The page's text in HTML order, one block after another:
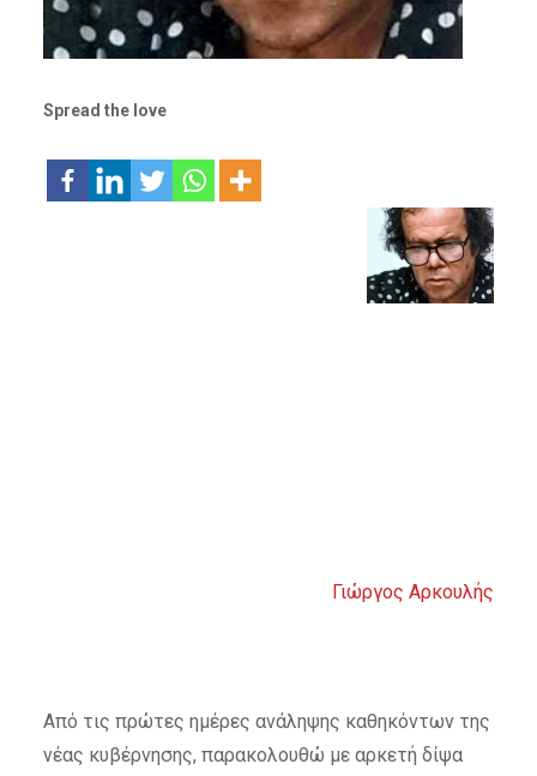
Spread the love
Γιώργος Αρκουλής
Από τις πρώτες ημέρες ανάληψης καθηκόντων της
νέας κυβέρνησης, παρακολουθώ με αρκετή δίψα